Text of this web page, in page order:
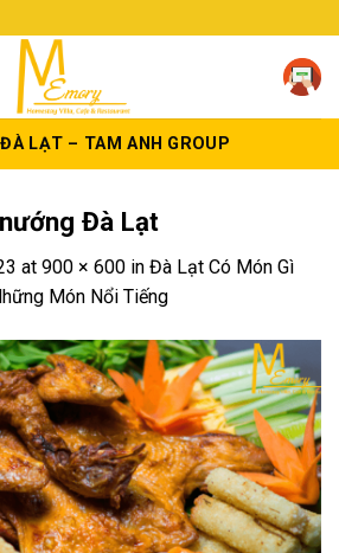
LẠT – TAM ANH GROUP
Đà Lạt
at 900 × 600 in Đà Lạt Có Món Gì
Món Nổi Tiếng